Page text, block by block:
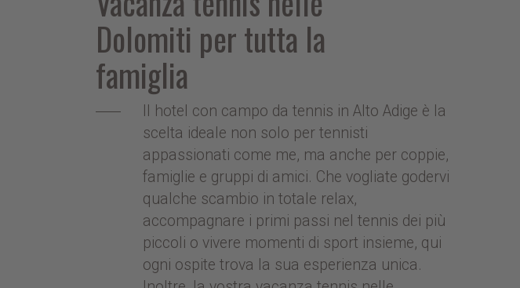
Dolomiti per tutta la
famiglia
Il hotel con campo da tennis in Alto Adige è la
scelta ideale non solo per tennisti
appassionati come me, ma anche per coppie,
famiglie e gruppi di amici. Che vogliate godervi
qualche scambio in totale relax,
accompagnare i primi passi nel tennis dei più
piccoli o vivere momenti di sport insieme, qui
ogni ospite trova la sua esperienza unica.